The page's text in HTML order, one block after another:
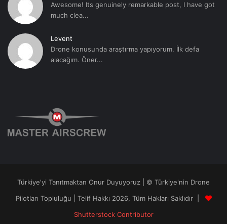
Awesome! Its genuinely remarkable post, I have got
much clea...
Levent
Drone konusunda araştırma yapıyorum. İlk defa
alacağım. Öner...
Türkiye'yi Tanıtmaktan Onur Duyuyoruz | © Türkiye'nin Drone
Pilotları Topluluğu | Telif Hakkı 2026, Tüm Hakları Saklıdır |
Shutterstock Contributor